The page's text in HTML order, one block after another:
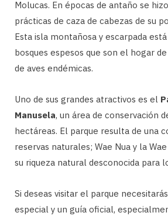
Molucas. En épocas de antaño se
prácticas de caza de cabezas de su
Esta isla montañosa y escarpada
bosques espesos que son el hogar
de aves endémicas.
Uno de sus grandes atractivos es el
Manusela, un área de conservación
hectáreas. El parque resulta de una
reservas naturales; Wae Nua y la
su riqueza natural desconocida para
Si deseas visitar el parque
especial y un guía oficial,